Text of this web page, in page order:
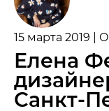
15 марта 2019 |
Елена
Санкт-